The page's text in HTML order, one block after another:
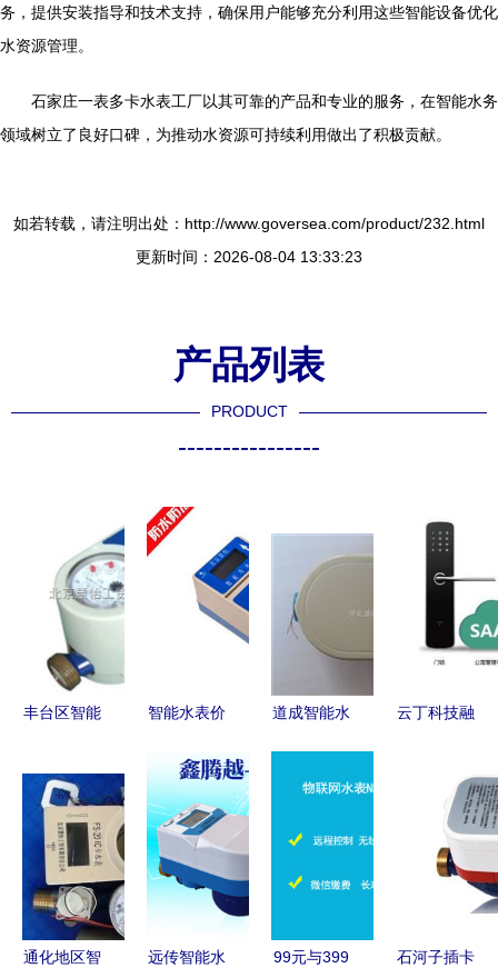
务，提供安装指导和技术支持，确保用户能够充分利用这些智能设备优化
水资源管理。
石家庄一表多卡水表工厂以其可靠的产品和专业的服务，在智能水务
领域树立了良好口碑，为推动水资源可持续利用做出了积极贡献。
如若转载，请注明出处：http://www.goversea.com/product/232.html
更新时间：2026-08-04 13:33:23
产品列表
PRODUCT
----------------
丰台区智能
价解析与选
购指南
智能水表价
流品牌公寓
用型号报价
与选购建议
道成智能水
慧水务新篇
云丁科技融
跑智能家
居，以“智
能门锁界
iPhone”理
念构建安全
居住新生态
通化地区智 远传智能水 99元与399 石河子插卡